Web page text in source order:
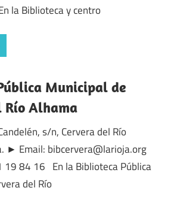
la Biblioteca y centro
Municipal de
Río Alhama
s/n, Cervera del Río
► Email: bibcervera@larioja.org
19 84 16 En la Biblioteca Pública
del Río